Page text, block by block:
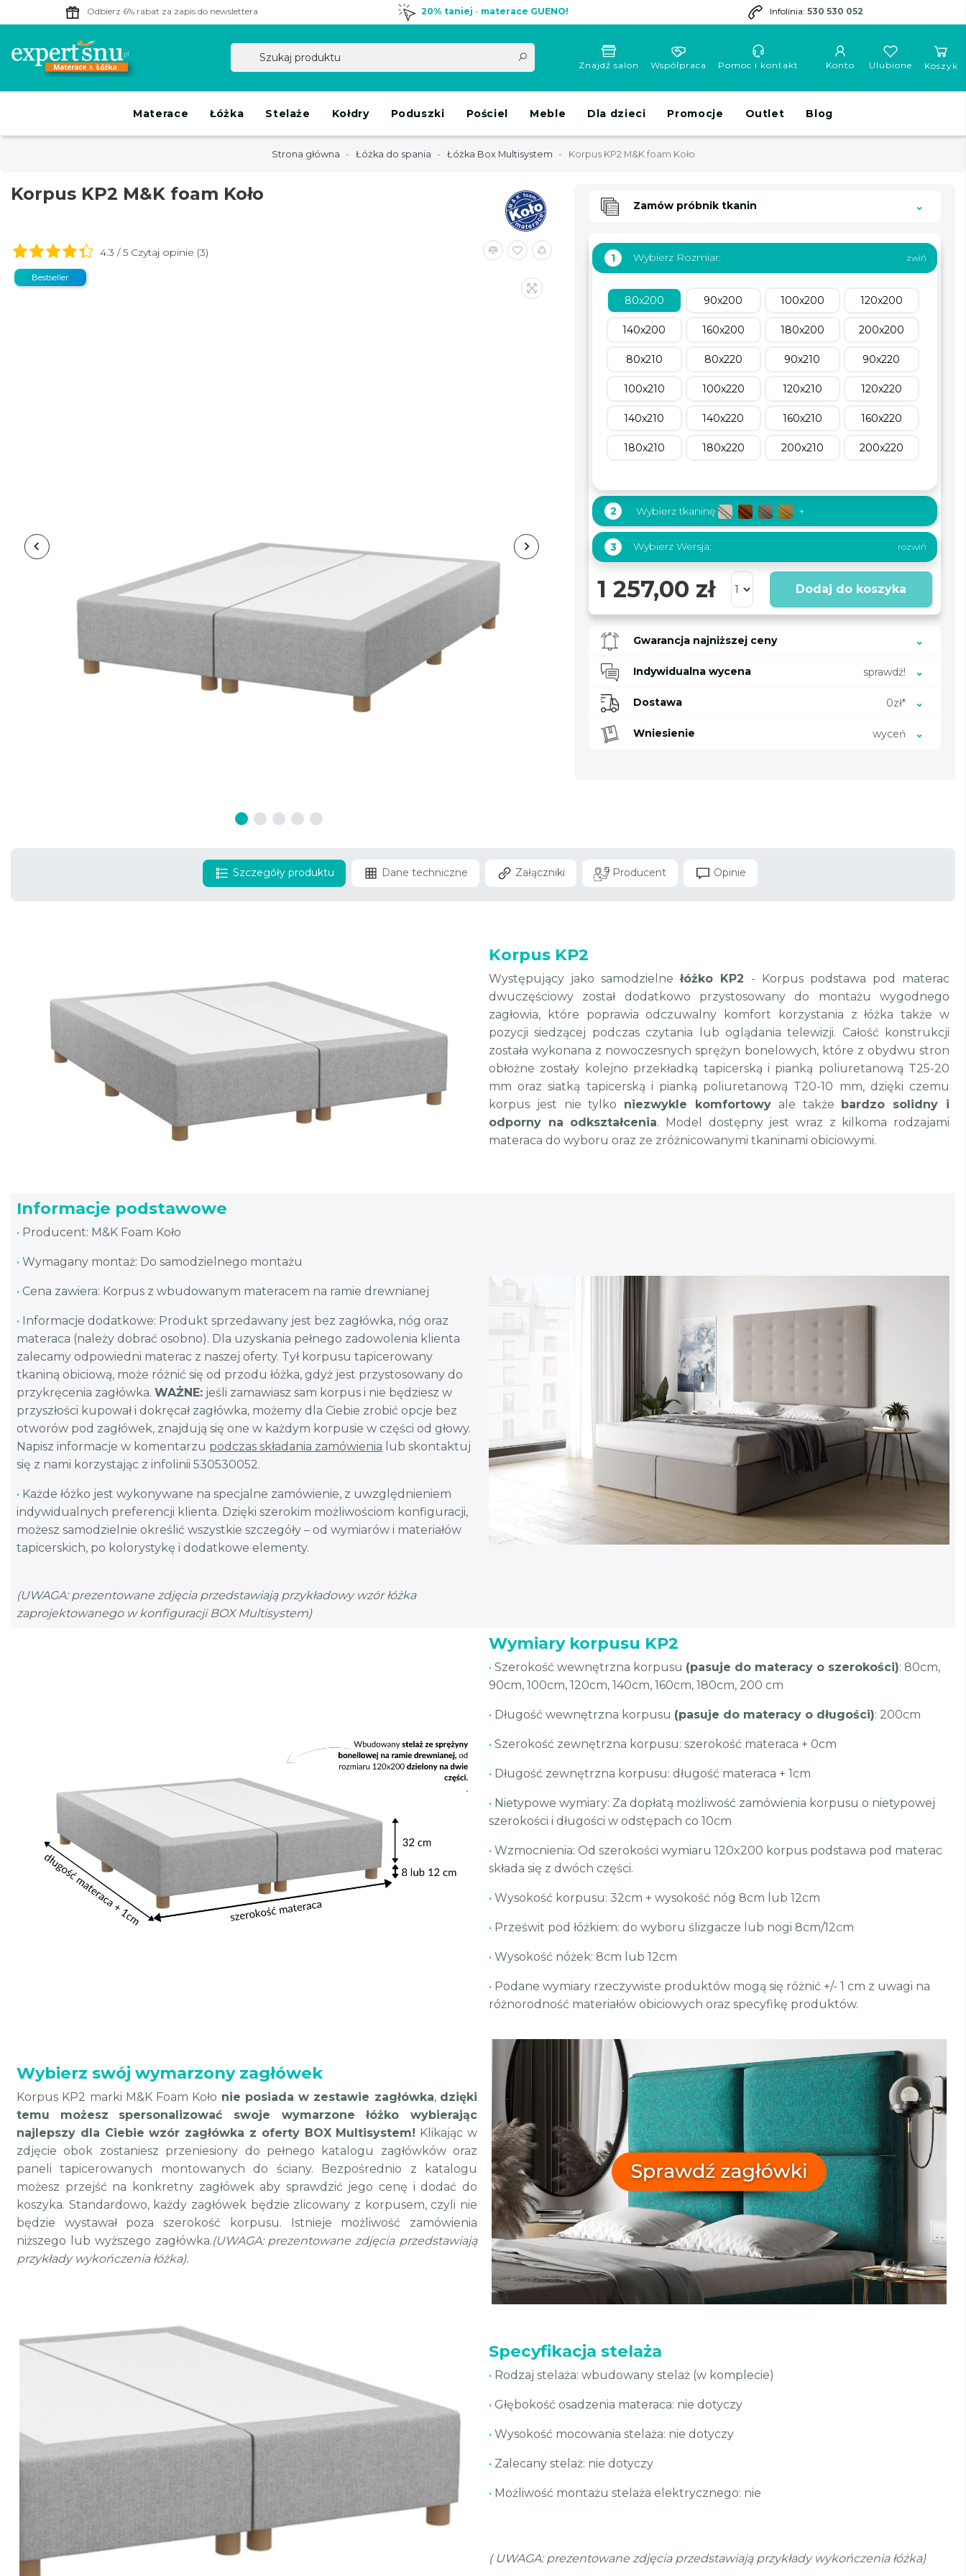
Odbierz 6% rabat za zapis do newslettera 20% taniej - materace GUENO! Infolinia: 530 530 052
Znajdź salon Współpraca Pomoc i kontakt Konto Koszyk
Ulubione
Materace Łóżka Stelaże Kołdry Poduszki Pościel Meble Dla dzieci Promocje Outlet Blog
Strona główna Łóżka do spania Łóżka Box Multisystem Korpus KP2 M&K foam Koło
Korpus KP2 M&K foam Koło
4.3 / 5 Czytaj opinie (3)
Bestseller
Zamów próbnik tkanin
1 Wybierz Rozmiar:
80x200 90x200 100x200 120x200
140x200 160x200 180x200 200x200
80x210 80x220 90x210 90x220
100x210 100x220 120x210 120x220
140x210 140x220 160x210 160x220
180x210 180x220 200x210 200x220
2 Wybierz tkaninę +
3 Wybierz Wersja:
1 257,00 zł Dodaj do koszyka
Gwarancja najniższej ceny
Indywidualna wycena sprawdź!
Dostawa 0zł*
Wniesienie wyceń
Szczegóły produktu Dane techniczne Załączniki Producent Opinie
Korpus KP2
Występujący jako samodzielnełóżko KP2 - Korpus podstawa pod materac
dwuczęściowy został dodatkowo przystosowany do montażu wygodnego
zagłowia, które poprawia odczuwalny komfort korzystania z łóżka także w
pozycji siedzącej podczas czytania lub oglądania telewizji. Całość konstrukcji
została wykonana z nowoczesnych sprężyn bonelowych, które z obydwu stron
obłożne zostały kolejno przekładką tapicerską i pianką poliuretanową T25-20
mm oraz siatką tapicerską i pianką poliuretanową T20-10 mm, dzięki czemu
korpus jest nie tylko niezwykle komfortowy ale także bardzo solidny i
odporny na odkształcenia. Model dostępny jest wraz z kilkoma rodzajami
materaca do wyboru oraz ze zróżnicowanymi tkaninami obiciowymi.
Informacje podstawowe
• Producent: M&K Foam Koło
• Wymagany montaż: Do samodzielnego montażu
• Cena zawiera: Korpus z wbudowanym materacem na ramie drewnianej
• Informacje dodatkowe: Produkt sprzedawany jest bez zagłówka, nóg oraz
materaca (należy dobrać osobno). Dla uzyskania pełnego zadowolenia klienta
zalecamy odpowiedni materac z naszej oferty. Tył korpusu tapicerowany
tkaniną obiciową, może różnić się od przodu łóżka, gdyż jest przystosowany do
przykręcenia zagłówka. WAŻNE: jeśli zamawiasz sam korpus i nie będziesz w
przyszłości kupował i dokręcał zagłówka, możemy dla Ciebie zrobić opcje bez
otworów pod zagłówek, znajdują się one w każdym korpusie w części od głowy.
Napisz informacje w komentarzu podczas składania zamówienia lub skontaktuj
się z nami korzystając z infolinii 530530052.
• Każde łóżko jest wykonywane na specjalne zamówienie, z uwzględnieniem
indywidualnych preferencji klienta. Dzięki szerokim możliwościom konfiguracji,
możesz samodzielnie określić wszystkie szczegóły – od wymiarów i materiałów
tapicerskich, po kolorystykę i dodatkowe elementy.
(UWAGA: prezentowane zdjęcia przedstawiają przykładowy wzór łóżka
zaprojektowanego w konfiguracji BOX Multisystem)
Wymiary korpusu KP2
• Szerokość wewnętrzna korpusu (pasuje do materacy o szerokości): 80cm,
90cm, 100cm, 120cm, 140cm, 160cm, 180cm, 200 cm
• Długość wewnętrzna korpusu (pasuje do materacy o długości): 200cm
• Szerokość zewnętrzna korpusu: szerokość materaca + 0cm
• Długość zewnętrzna korpusu: długość materaca + 1cm
• Nietypowe wymiary: Za dopłatą możliwość zamówienia korpusu o nietypowej
szerokości i długości w odstępach co 10cm
• Wzmocnienia: Od szerokości wymiaru 120x200 korpus podstawa pod materac
składa się z dwóch części.
• Wysokość korpusu: 32cm + wysokość nóg 8cm lub 12cm
• Prześwit pod łóżkiem: do wyboru ślizgacze lub nogi 8cm/12cm
• Wysokość nóżek: 8cm lub 12cm
• Podane wymiary rzeczywiste produktów mogą się różnić +/- 1 cm z uwagi na
różnorodność materiałów obiciowych oraz specyfikę produktów.
Wybierz swój wymarzony zagłówek
Korpus KP2 marki M&K Foam Koło nie posiada w zestawie zagłówka, dzięki
temu
możesz
spersonalizować swoje wymarzone łóżko wybierając
najlepszy dla Ciebie wzór zagłówka z oferty BOX Multisystem! Klikając w
zdjęcie obok zostaniesz przeniesiony do pełnego katalogu zagłówków oraz
paneli tapicerowanych montowanych do ściany. Bezpośrednio z katalogu
możesz przejść na konkretny zagłówek aby sprawdzić jego cenę i dodać do
koszyka. Standardowo, każdy zagłówek będzie zlicowany z korpusem, czyli nie
będzie wystawał poza szerokość korpusu.
Istnieje możliwość zamówienia
niższego lub wyższego zagłówka.(UWAGA: prezentowane zdjęcia przedstawiają
przykłady wykończenia łóżka).
Specyfikacja stelaża
• Rodzaj stelaża: wbudowany stelaż (w komplecie)
• Głębokość osadzenia materaca: nie dotyczy
• Wysokość mocowania stelaża: nie dotyczy
• Zalecany stelaż: nie dotyczy
• Możliwość montażu stelaża elektrycznego: nie
( UWAGA: prezentowane zdjęcia przedstawiają przykłady wykończenia łóżka)